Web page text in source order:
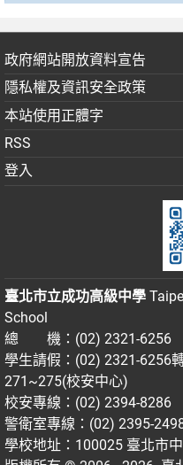
政府網站開放資料宣告
隱私權及資訊安全政策
本站使用正體字
RSS
登入
臺北市立成功高級中學
School
總 機：(02) 2321-6256
學生請假：(02) 2321-6256
271~275(校安中心)
校安專線：(02) 2394-8286
警衛室專線：(02) 2395-
學校地址：100025 臺北市